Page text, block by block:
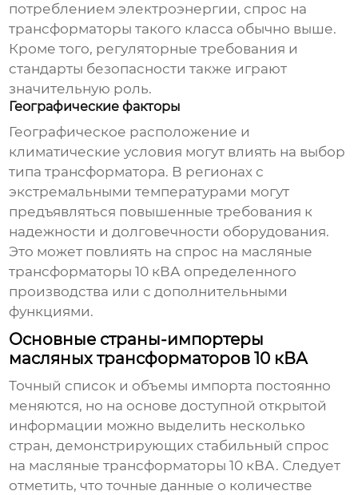
потреблением электроэнергии, спрос на
трансформаторы такого класса обычно выше.
Кроме того, регуляторные требования и
стандарты безопасности также играют
значительную роль.
Географические факторы
Географическое расположение и
климатические условия могут влиять на выбор
типа трансформатора. В регионах с
экстремальными температурами могут
предъявляться повышенные требования к
надежности и долговечности оборудования.
Это может повлиять на спрос на масляные
трансформаторы 10 кВА определенного
производства или с дополнительными
функциями.
Основные страны-импортеры
масляных трансформаторов 10 кВА
Точный список и объемы импорта постоянно
меняются, но на основе доступной открытой
информации можно выделить несколько
стран, демонстрирующих стабильный спрос
на масляные трансформаторы 10 кВА. Следует
отметить, что точные данные о количестве